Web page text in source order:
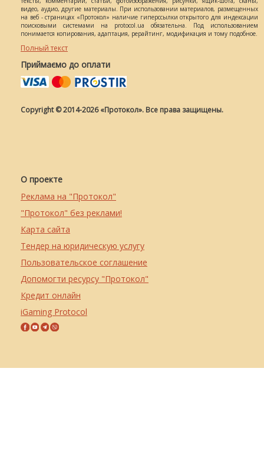
видео, аудио, другие материалы. При использовании материалов, размещенных
на веб - страницах «Протокол» наличие гиперссылки открытого для индексации
поисковыми системами на protocol.ua обязательна. Под использованием
понимается копирования, адаптация, рерайтинг, модификация и тому подобное.
Полный текст
Приймаємо до оплати
Copyright © 2014-2026 «Протокол». Все права защищены.
О проекте
Реклама на "Протокол"
"Протокол" без реклами!
Карта сайта
Тендер на юридическую услугу
Пользовательское соглашение
Допомогти ресурсу "Протокол"
Кредит онлайн
iGaming Protocol